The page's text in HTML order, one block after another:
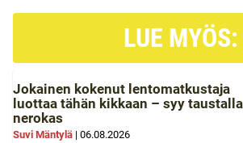
LUE MYÖS:
Jokainen kokenut lentomatkustaja
luottaa tähän kikkaan – syy
nerokas
Suvi Mäntylä | 06.08.2026